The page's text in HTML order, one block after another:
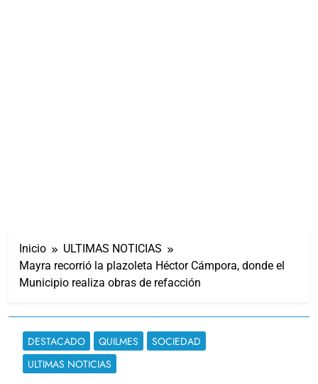
Inicio
ULTIMAS NOTICIAS
Mayra recorrió la plazoleta Héctor Cámpora, donde el
Municipio realiza obras de refacción
DESTACADO QUILMES
SOCIEDAD
ULTIMAS NOTICIAS